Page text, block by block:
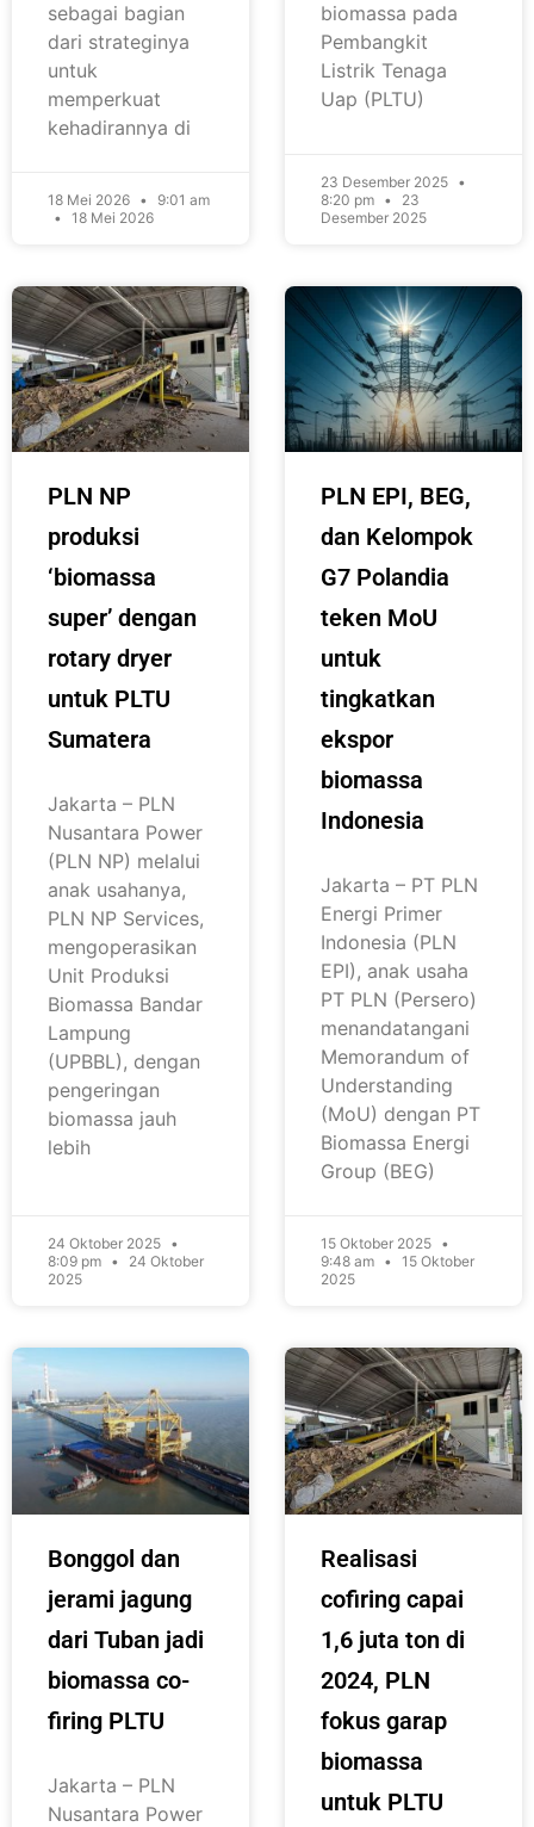
sebagai bagian
dari strateginya
untuk
memperkuat
kehadirannya di
18 Mei 2026
9:01 am
18 Mei 2026
biomassa pada
Pembangkit
Listrik Tenaga
Uap (PLTU)
23 Desember 2025
8:20 pm
23
Desember 2025
PLN NP
produksi
‘biomassa
super’ dengan
rotary dryer
untuk PLTU
Sumatera
Jakarta – PLN
Nusantara Power
(PLN NP) melalui
anak usahanya,
PLN NP Services,
mengoperasikan
Unit Produksi
Biomassa Bandar
Lampung
(UPBBL), dengan
pengeringan
biomassa jauh
lebih
24 Oktober 2025
8:09 pm
24 Oktober
2025
PLN EPI, BEG,
dan Kelompok
G7 Polandia
teken MoU
untuk
tingkatkan
ekspor
biomassa
Indonesia
Jakarta – PT PLN
Energi Primer
Indonesia (PLN
EPI), anak usaha
PT PLN (Persero)
menandatangani
Memorandum of
Understanding
(MoU) dengan PT
Biomassa Energi
Group (BEG)
15 Oktober 2025
9:48 am
15 Oktober
2025
Bonggol dan
jerami jagung
dari Tuban jadi
biomassa co-
firing PLTU
Jakarta – PLN
Nusantara Power
Realisasi
cofiring capai
1,6 juta ton di
2024, PLN
fokus garap
biomassa
untuk PLTU